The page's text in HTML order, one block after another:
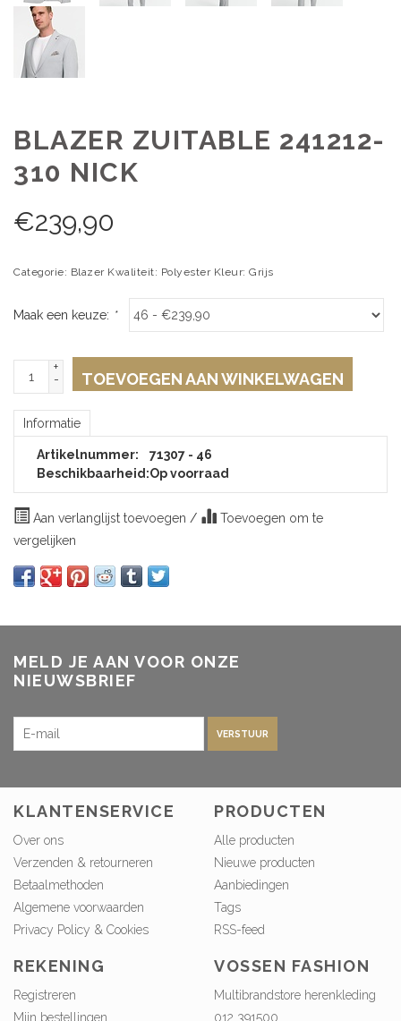
BLAZER ZUITABLE 241212-
310 NICK
€239,90
Categorie: Blazer Kwaliteit: Polyester Kleur: Grijs
Maak een keuze: *
+
-
TOEVOEGEN AAN WINKELWAGEN
Informatie
Artikelnummer:
71307 - 46
Beschikbaarheid:Op voorraad
Aan verlanglijst toevoegen /
Toevoegen om te
vergelijken
MELD JE AAN VOOR ONZE
NIEUWSBRIEF
VERSTUUR
KLANTENSERVICE
Over ons
Verzenden & retourneren
Betaalmethoden
Algemene voorwaarden
Privacy Policy & Cookies
PRODUCTEN
Alle producten
Nieuwe producten
Aanbiedingen
Tags
RSS-feed
REKENING
Registreren
Mijn bestellingen
VOSSEN FASHION
Multibrandstore herenkleding
012 391500